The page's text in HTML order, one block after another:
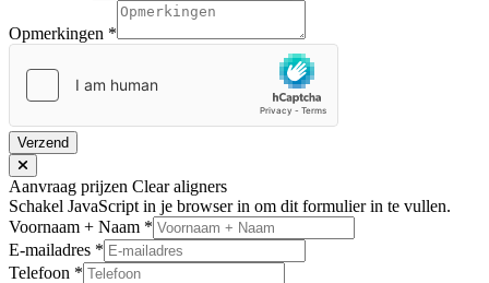
Opmerkingen *
Verzend
Aanvraag prijzen Clear aligners
Schakel JavaScript in je browser in om dit formulier in te vullen.
Voornaam + Naam *
E-mailadres *
Telefoon *